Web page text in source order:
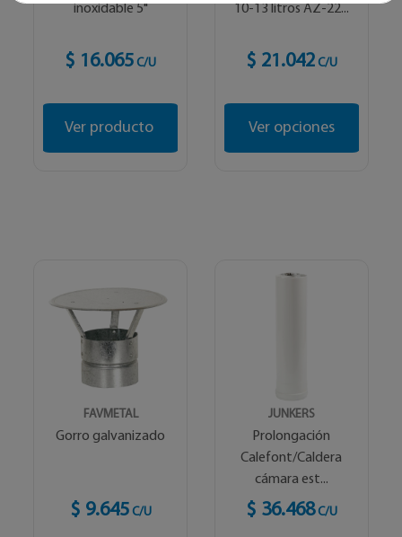
inoxidable 5"
$ 16.065 C/U
Ver producto
10-13 litros AZ-22...
$ 21.042 C/U
Ver opciones
FAVMETAL
Gorro galvanizado
$ 9.645 C/U
JUNKERS
Prolongación
Calefont/Caldera
cámara est...
$ 36.468 C/U